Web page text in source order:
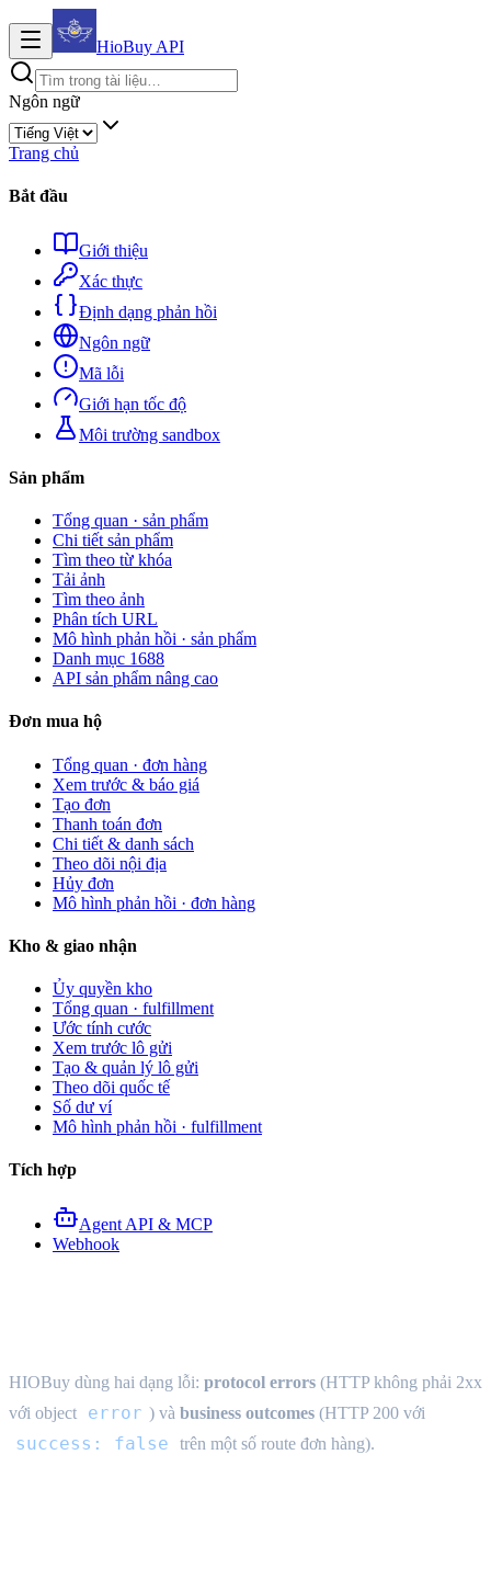
HioBuy API
Ngôn ngữ
Trang chủ
Bắt đầu
Giới thiệu
Xác thực
Định dạng phản hồi
Ngôn ngữ
Mã lỗi
Giới hạn tốc độ
Môi trường sandbox
Sản phẩm
Tổng quan · sản phẩm
Chi tiết sản phẩm
Tìm theo từ khóa
Tải ảnh
Tìm theo ảnh
Phân tích URL
Mô hình phản hồi · sản phẩm
Danh mục 1688
API sản phẩm nâng cao
Đơn mua hộ
Tổng quan · đơn hàng
Xem trước & báo giá
Tạo đơn
Thanh toán đơn
Chi tiết & danh sách
Theo dõi nội địa
Hủy đơn
Mô hình phản hồi · đơn hàng
Kho & giao nhận
Ủy quyền kho
Tổng quan · fulfillment
Ước tính cước
Xem trước lô gửi
Tạo & quản lý lô gửi
Theo dõi quốc tế
Số dư ví
Mô hình phản hồi · fulfillment
Tích hợp
Agent API & MCP
Webhook
HIOBuy dùng hai dạng lỗi: protocol errors (HTTP không phải 2xx
với object
error ) và business outcomes (HTTP 200 với
success: false trên một số route đơn hàng).